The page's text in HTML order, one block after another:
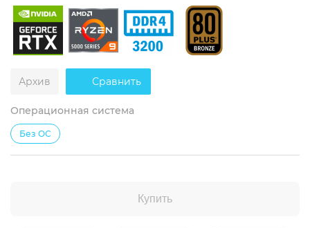
Разблокированный множитель CPU
Сверхбыстрый M.2 SSD NVME
Архив Сравнить
Операционная система
Без ОС
Купить